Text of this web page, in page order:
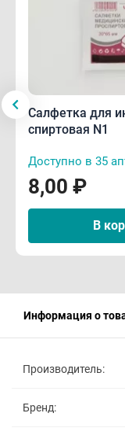
Салфетка для
спиртовая N1
Доступно в 35
8,00 ₽
В
Информация о
Производитель:
Бренд: